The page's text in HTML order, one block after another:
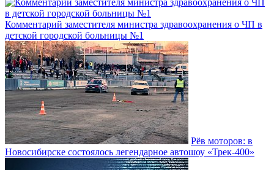
Комментарий заместителя министра здравоохранения о ЧП в
детской городской больницы №1
Рёв моторов: в
Новосибирске состоялось легендарное автошоу «Трек-400»